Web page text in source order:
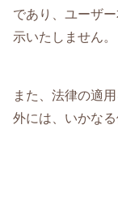
であり、ユーザ
示いたしません。
また、法律の適
外には、いかな